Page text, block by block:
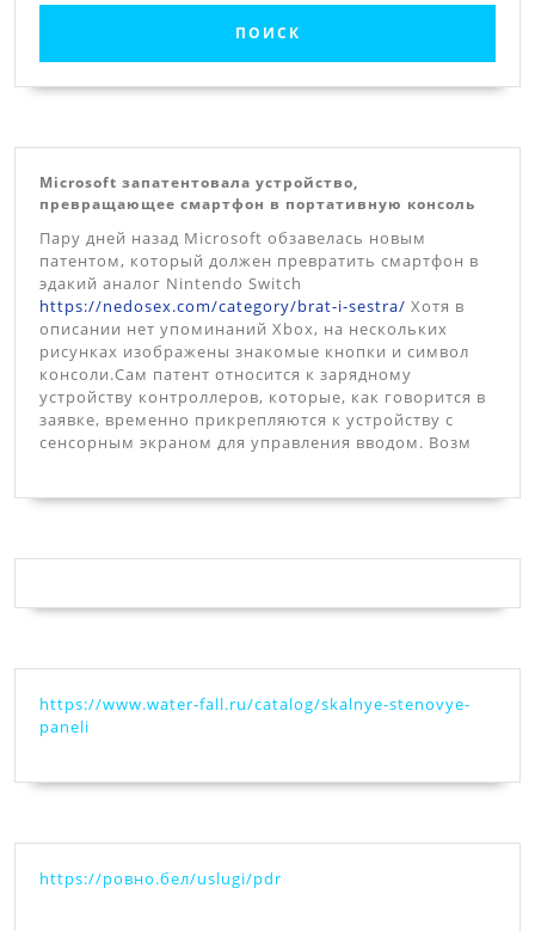
Microsoft запатентовала устройство,
превращающее смартфон в портативную консоль
Пару дней назад Microsoft обзавелась новым
патентом, который должен превратить смартфон в
эдакий аналог Nintendo Switch
https://nedosex.com/category/brat-i-sestra/ Хотя в
описании нет упоминаний Xbox, на нескольких
рисунках изображены знакомые кнопки и символ
консоли.Сам патент относится к зарядному
устройству контроллеров, которые, как говорится в
заявке, временно прикрепляются к устройству с
сенсорным экраном для управления вводом. Возм
https://www.water-fall.ru/catalog/skalnye-stenovye-
paneli
https://ровно.бел/uslugi/pdr